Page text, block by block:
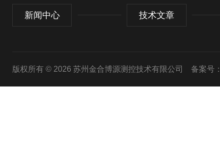
新闻中心 技术文章
版权所有 © 2026 苏州金合博源测控技术有限公司 备案号